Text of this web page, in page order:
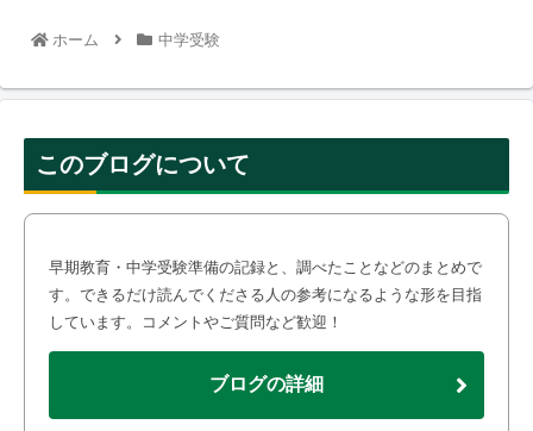
ホーム 中学受験
このブログについて
早期教育・中学受験準備の記録と、調べたことなどのまとめで
す。できるだけ読んでくださる人の参考になるような形を目指
しています。コメントやご質問など歓迎！
ブログの詳細